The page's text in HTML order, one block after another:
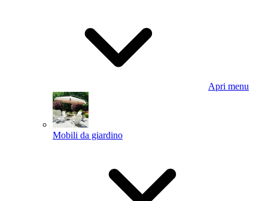
Apri menu
Mobili da giardino